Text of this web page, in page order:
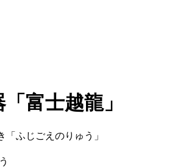
富士越龍」
「ふじごえのりゅう」